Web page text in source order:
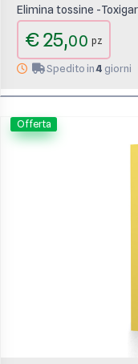
Elimina tossine -
€ 25,00 pz
Spedito in4 giorni
Offerta